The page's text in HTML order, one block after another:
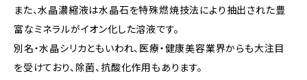
また、水晶濃縮液は水晶石を特殊燃焼技法により抽出された豊
富なミネラルがイオン化した溶液です。
別名・水晶シリカともいわれ、医療・健康美容業界からも大注目
を受けており、除菌、抗酸化作用もあります。